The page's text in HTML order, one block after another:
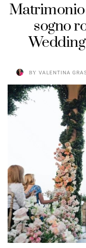
Matrimonio
sogno
BY VALENTINA